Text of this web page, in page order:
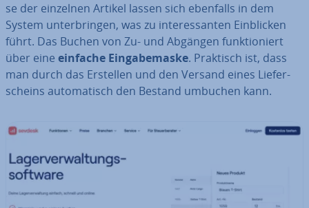
se der einzelnen Artikel lassen sich ebenfalls in dem
System un­ter­brin­gen, was zu in­ter­es­san­ten Ein­bli­cken
führt. Das Buchen von Zu- und Abgängen funk­tio­niert
über eine einfache Ein­ga­be­mas­ke. Praktisch ist, dass
man durch das Erstellen und den Versand eines Lie­fer­
scheins au­to­ma­tisch den Bestand umbuchen kann.